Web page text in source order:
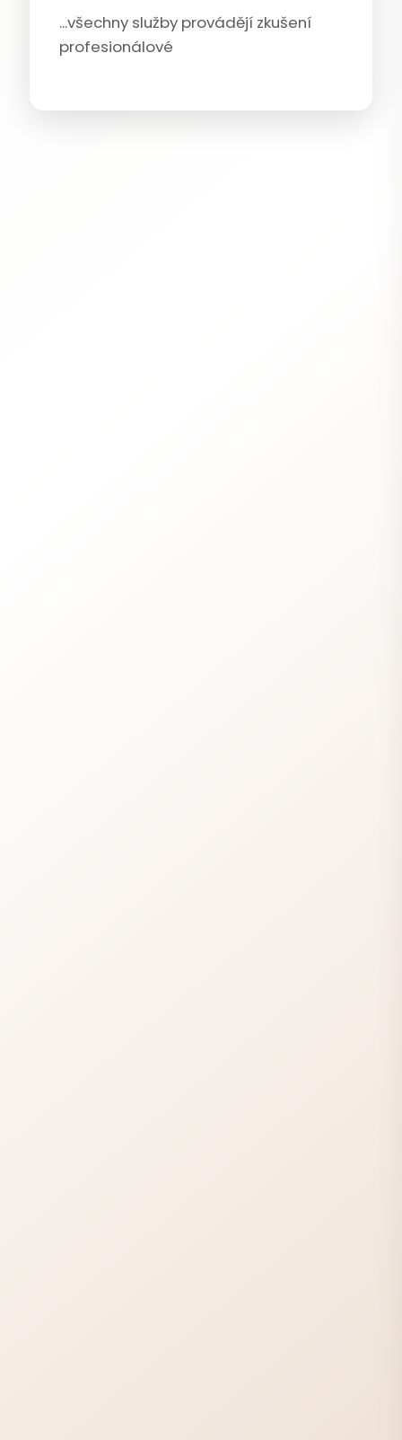
...všechny služby provádějí zkušení
profesionálové